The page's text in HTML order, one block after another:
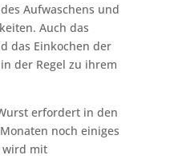
Aufwaschens und
Auch das
das Einkochen der
der Regel zu ihrem
erfordert in den
noch einiges
wird mit